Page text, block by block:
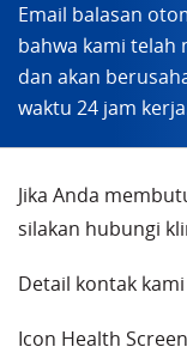
Email balasan
bahwa kami telah
dan akan
waktu 24 jam
Jika Anda
silakan hubungi
Detail kontak
Icon Health